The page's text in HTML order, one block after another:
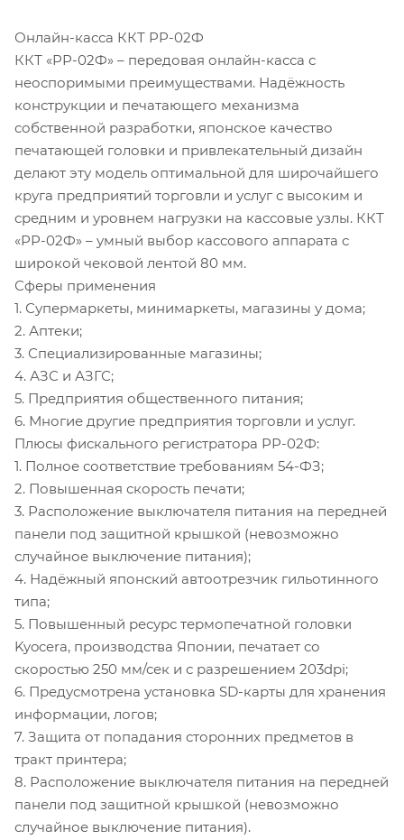
Онлайн-касса ККТ РР-02Ф
ККТ «РР-02Ф» – передовая онлайн-касса с
неоспоримыми преимуществами. Надёжность
конструкции и печатающего механизма
собственной разработки, японское качество
печатающей головки и привлекательный дизайн
делают эту модель оптимальной для широчайшего
круга предприятий торговли и услуг с высоким и
средним и уровнем нагрузки на кассовые узлы. ККТ
«РР-02Ф» – умный выбор кассового аппарата с
широкой чековой лентой 80 мм.
Сферы применения
1. Супермаркеты, минимаркеты, магазины у дома;
2. Аптеки;
3. Специализированные магазины;
4. АЗС и АЗГС;
5. Предприятия общественного питания;
6. Многие другие предприятия торговли и услуг.
Плюсы фискального регистратора РР-02Ф:
1. Полное соответствие требованиям 54-ФЗ;
2. Повышенная скорость печати;
3. Расположение выключателя питания на передней
панели под защитной крышкой (невозможно
случайное выключение питания);
4. Надёжный японский автоотрезчик гильотинного
типа;
5. Повышенный ресурс термопечатной головки
Kyocera, производства Японии, печатает со
скоростью 250 мм/сек и с разрешением 203dpi;
6. Предусмотрена установка SD-карты для хранения
информации, логов;
7. Защита от попадания сторонних предметов в
тракт принтера;
8. Расположение выключателя питания на передней
панели под защитной крышкой (невозможно
случайное выключение питания).